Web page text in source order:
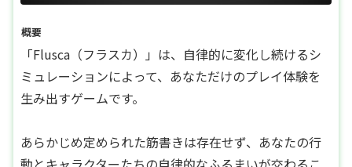
概要
「Flusca（フラスカ）」は、自律的に変化し続けるシ
ミュレーションによって、あなただけのプレイ体験を
生み出すゲームです。
あらかじめ定められた筋書きは存在せず、あなたの行